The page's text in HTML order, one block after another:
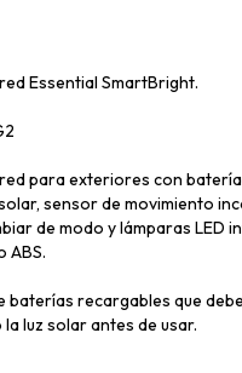
Essential SmartBright.
para exteriores con
sensor de movimiento
de modo y lámparas LED
ABS.
baterías recargables que
luz solar antes de usar.